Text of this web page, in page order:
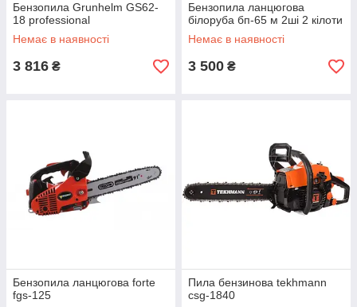
Бензопила Grunhelm GS62-
18 professional
Немає в наявності
3 816 ₴
Бензопила ланцюгова
білоруба бп-65 м 2ші 2 кілоти
Немає в наявності
3 500 ₴
Бензопила ланцюгова forte
fgs-125
Пила бензинова tekhmann
csg-1840